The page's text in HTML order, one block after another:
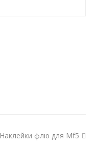
Наклейки флю для Mf5